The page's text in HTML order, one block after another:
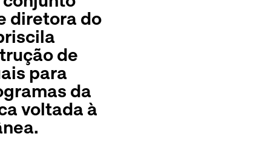
diretora do
de
para
da
voltada à